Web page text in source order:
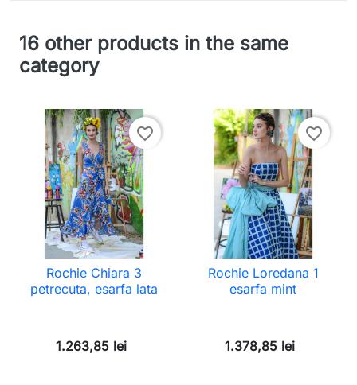
16 other products in the same
category
favorite_border
Rochie Chiara 3
petrecuta, esarfa lata
1.263,85 lei
favorite_border
Rochie Loredana 1
esarfa mint
1.378,85 lei